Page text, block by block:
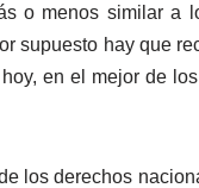
o menos similar a
supuesto hay que
en el mejor de
los derechos